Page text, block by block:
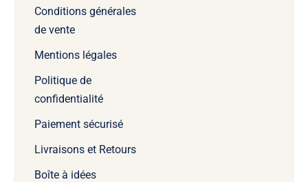
Conditions générales
de vente
Mentions légales
Politique de
confidentialité
Paiement sécurisé
Livraisons et Retours
Boîte à idées